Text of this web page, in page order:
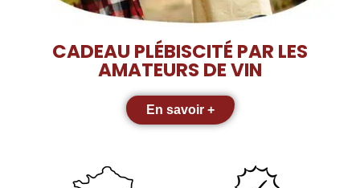
CADEAU PLÉBISCITÉ PAR LES
AMATEURS DE VIN
En savoir +